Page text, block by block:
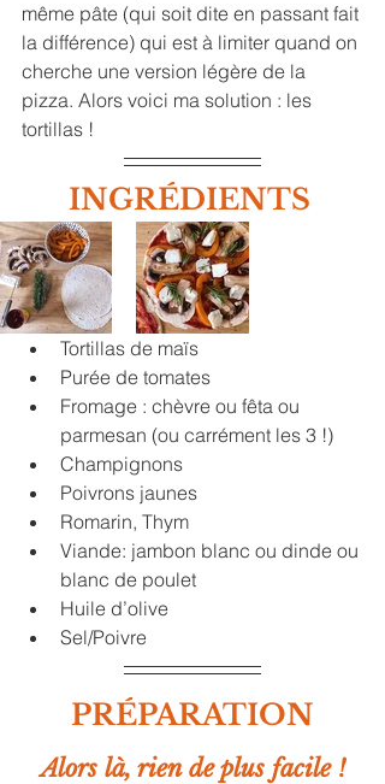
même pâte (qui soit dite en passant fait
la différence) qui est à limiter quand on
cherche une version légère de la
pizza. Alors voici ma solution : les
tortillas !
INGRÉDIENTS
Tortillas de maïs
Purée de tomates
Fromage : chèvre ou fêta ou
parmesan (ou carrément les 3 !)
Champignons
Poivrons jaunes
Romarin, Thym
Viande: jambon blanc ou dinde ou
blanc de poulet
Huile d’olive
Sel/Poivre
PRÉPARATION
Alors là, rien de plus facile !